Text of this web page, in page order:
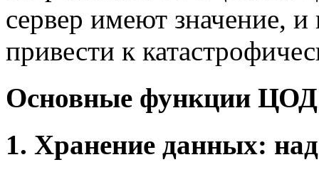
сервер имеют значение,
привести к
Основные функции ЦОД
1. Хранение данных: